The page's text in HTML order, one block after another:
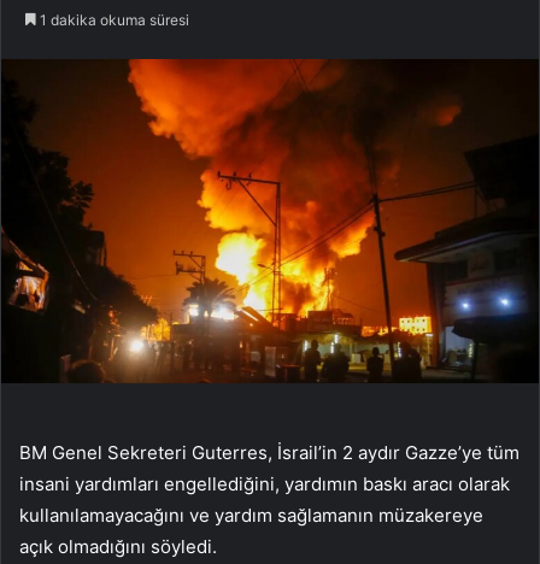
1 dakika okuma süresi
BM Genel Sekreteri Guterres, İsrail’in 2 aydır Gazze’ye tüm
insani yardımları engellediğini, yardımın baskı aracı olarak
kullanılamayacağını ve yardım sağlamanın müzakereye
açık olmadığını söyledi.